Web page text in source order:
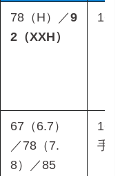
78（H）／9
2（XXH）
67（6.7）
／78（7.
8）／85
手